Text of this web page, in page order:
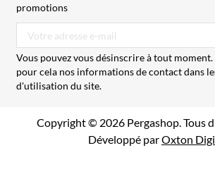
promotions
Vous pouvez vous désinscrire à tout
pour cela nos informations de contact dans
d'utilisation du site.
Copyright © 2026 Pergashop. Tous
Développé parOxton